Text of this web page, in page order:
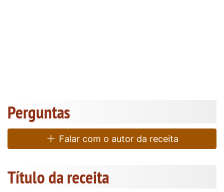
Perguntas
Falar com o autor da receita
Título da receita